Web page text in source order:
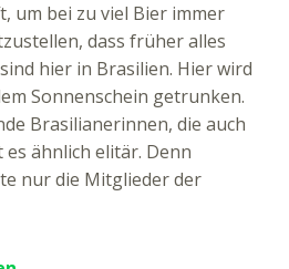
um bei zu viel Bier immer
dass früher alles
hier in Brasilien. Hier wird
Sonnenschein getrunken.
Brasilianerinnen, die auch
ähnlich elitär. Denn
nur die Mitglieder der